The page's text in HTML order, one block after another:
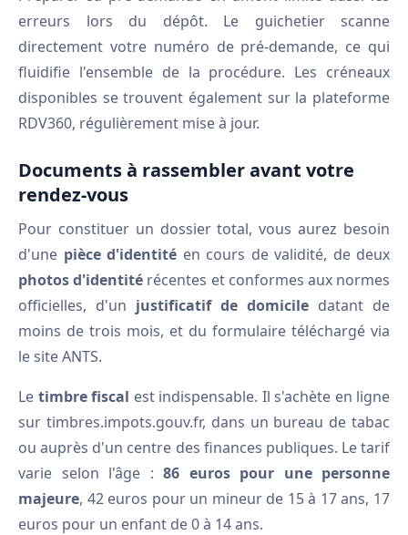
erreurs lors du dépôt. Le guichetier scanne
directement votre numéro de pré-demande, ce qui
fluidifie l'ensemble de la procédure. Les créneaux
disponibles se trouvent également sur la plateforme
RDV360, régulièrement mise à jour.
Documents à rassembler avant votre
rendez-vous
Pour constituer un dossier total, vous aurez besoin
d'une pièce d'identité en cours de validité, de deux
photos d'identité récentes et conformes aux normes
officielles, d'un justificatif de domicile datant de
moins de trois mois, et du formulaire téléchargé via
le site ANTS.
Le timbre fiscal est indispensable. Il s'achète en ligne
sur timbres.impots.gouv.fr, dans un bureau de tabac
ou auprès d'un centre des finances publiques. Le tarif
varie selon l'âge : 86 euros pour une personne
majeure, 42 euros pour un mineur de 15 à 17 ans, 17
euros pour un enfant de 0 à 14 ans.